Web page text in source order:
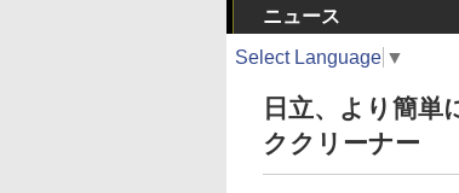
ニュース
Select Language ▼
日立、より簡
ククリーナー